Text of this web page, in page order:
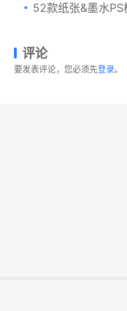
52款纸张&墨水PS样
评论
要发表评论，您必须先登录。